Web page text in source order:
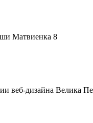
Матвиенка 8
веб-дизайна Велика